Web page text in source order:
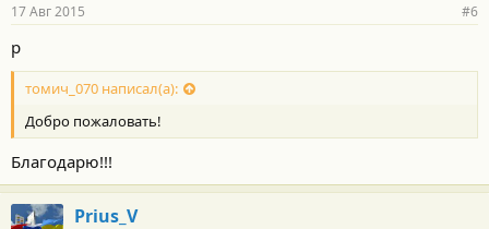
17 Авг 2015 #6
р
томич_070 написал(а):
Добро пожаловать!
Благодарю!!!
Prius_V